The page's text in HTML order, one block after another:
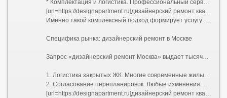
* Комплектация и логистика. Профессиональный сервис включает закупку черновых и чистовых материалов, их доставку, подъем на этаж и приемку партий. Заказчику не нужно искать, где купить редкий керамогранит или договариваться о возврате бракованной партии паркета.
[url=https://designapartment.ru]дизайнерский ремонт квартир под ключ москва [/url]
Именно такой комплексный подход формирует услугу «дизайнерский ремонт под ключ». Клиент передает ключи от бетонной коробки (или жилья со старой отделкой) и получает обратно готовую квартиру, полностью укомплектованную техникой, светом, текстилем и даже базовым набором посуды. Все согласования проходят через одного менеджера проекта.
Специфика рынка: дизайнерский ремонт в Москве
Запрос «дизайнерский ремонт Москва» выдает тысячи предложений, но столичный регион имеет свою специфику, которую нельзя игнорировать при планировании бюджета и сроков:
1. Логистика закрытых ЖК. Многие современные жилые комплексы бизнес- и премиум-класса имеют строгие регламенты проведения работ: пропускная система, жесткие временные окна для разгрузки стройматериалов (например, с 10:00 до 18:00 по будням), обязательное страхование гражданской ответственности перед соседями.
2. Согласование перепланировок. Любые изменения мокрых зон, проемов в несущих стенах или объединение лоджии требуют официального узаконивания. Компании, специализирующиеся на дизайнерском ремонте в Москве, обычно берут этот бюрократический процесс на себя, взаимодействуя с БТИ и жилищной инспекцией.
[url=https://designapartment.ru]дизайнерский ремонт квартир в москве под ключ [/url]